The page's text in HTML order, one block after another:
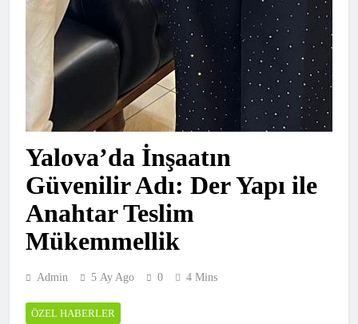
Yalova’da İnşaatın
Güvenilir Adı: Der Yapı ile
Anahtar Teslim
Mükemmellik
Admin 5 Ay Ago 0 4 Mins
ÖZEL HABERLER